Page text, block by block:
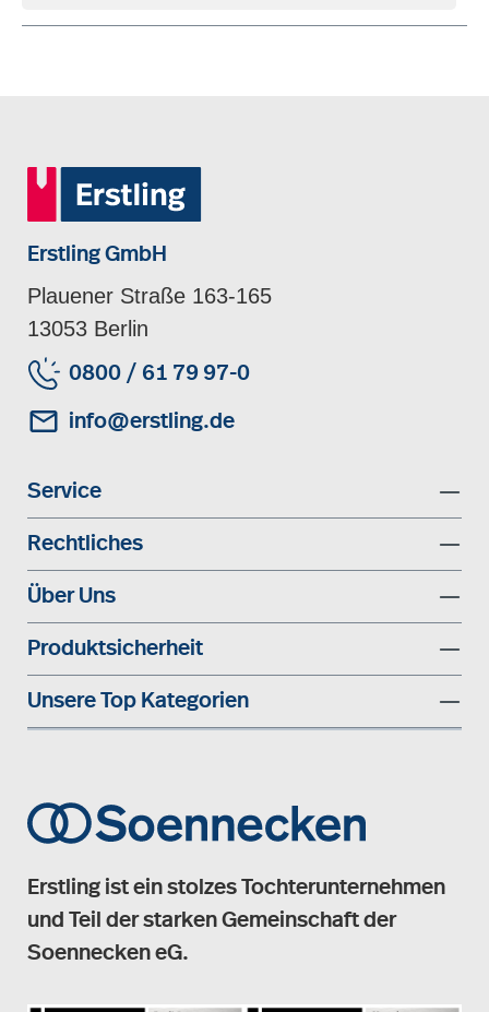
Erstling GmbH
Plauener Straße 163-165
13053 Berlin
0800 / 61 79 97-0
info@erstling.de
Service
Rechtliches
Über Uns
Produktsicherheit
Unsere Top Kategorien
Erstling ist ein stolzes Tochterunternehmen
und Teil der starken Gemeinschaft der
Soennecken eG.